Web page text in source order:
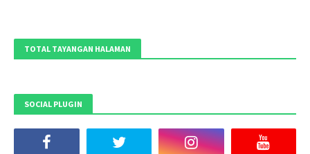
TOTAL TAYANGAN HALAMAN
SOCIAL PLUGIN